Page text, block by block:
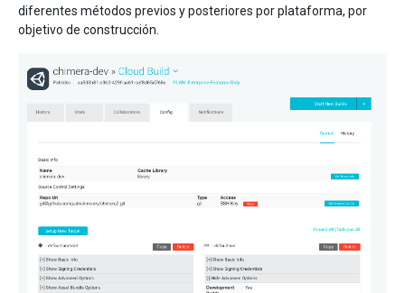
diferentes métodos previos y posteriores por plataforma, por
objetivo de construcción.